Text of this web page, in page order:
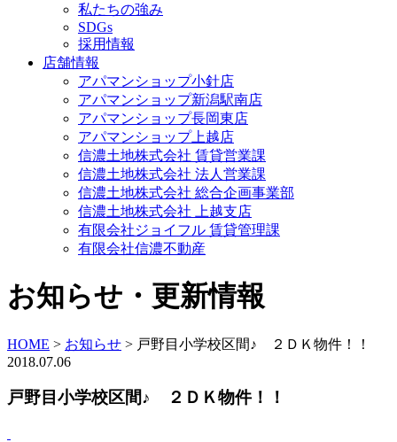
私たちの強み
SDGs
採用情報
店舗情報
アパマンショップ小針店
アパマンショップ新潟駅南店
アパマンショップ長岡東店
アパマンショップ上越店
信濃土地株式会社 賃貸営業課
信濃土地株式会社 法人営業課
信濃土地株式会社 総合企画事業部
信濃土地株式会社 上越支店
有限会社ジョイフル 賃貸管理課
有限会社信濃不動産
お知らせ・更新情報
HOME > お知らせ > 戸野目小学校区間♪ ２ＤＫ物件！！
2018.07.06
戸野目小学校区間♪ ２ＤＫ物件！！